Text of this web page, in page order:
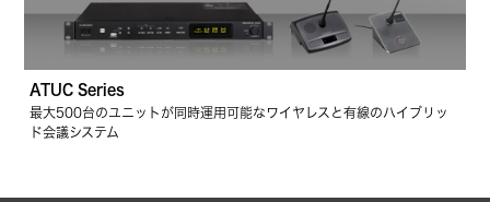
ATUC Series
最大500台のユニットが同時運用可能なワイヤレスと有線のハイブリッ
ド会議システム